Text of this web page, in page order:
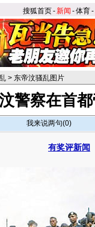
搜狐首页-新闻 -体育-
> 东帝汶骚乱图片
警察在首
我来说两句(0)
有奖评新闻